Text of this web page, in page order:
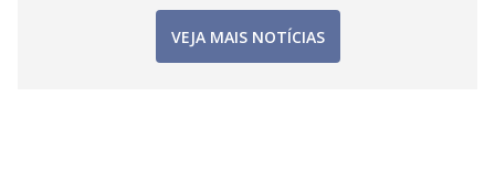
VEJA MAIS NOTÍCIAS